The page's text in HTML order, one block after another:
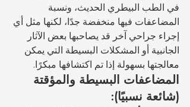
في الطب البيطري الحديث، ونسبة
المضاعفات فيها منخفضة جدًا، لكنها مثل أي
إجراء جراحي آخر قد يصاحبها بعض الآثار
الجانبية أو المشكلات البسيطة التي يمكن
معالجتها بسهولة إذا تم اكتشافها مبكرًا.
المضاعفات البسيطة والمؤقتة
(شائعة نسبيًا):